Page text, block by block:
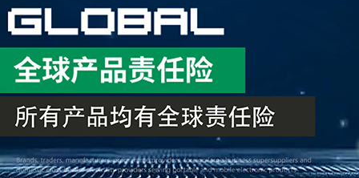
高容量镍氢电池
超低自放电镍氢电池
动力镍氢电池
常规镍氢电池
PG游戏官网是镍氢电池国家标准主导
修订单位，并参与多项锂电池行业国
家标准的制定